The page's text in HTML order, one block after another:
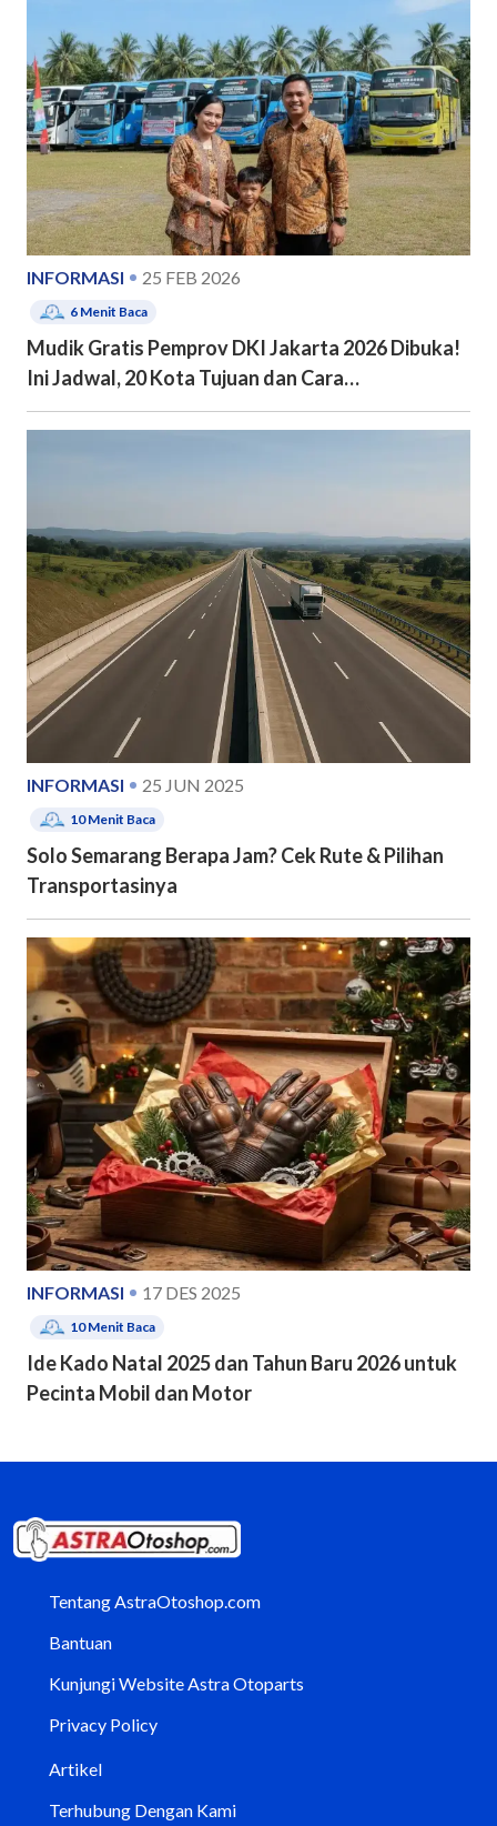
INFORMASI 25 FEB 2026
6 Menit Baca
Mudik Gratis Pemprov DKI Jakarta 2026 Dibuka!
Ini Jadwal, 20 Kota Tujuan dan Cara
Pendaftarannya
INFORMASI 25 JUN 2025
10Menit Baca
Solo Semarang Berapa Jam? Cek Rute & Pilihan
Transportasinya
INFORMASI 17 DES 2025
10Menit Baca
Ide Kado Natal 2025 dan Tahun Baru 2026 untuk
Pecinta Mobil dan Motor
Tentang AstraOtoshop.com
Bantuan
Kunjungi Website Astra Otoparts
Privacy Policy
Artikel
Terhubung Dengan Kami